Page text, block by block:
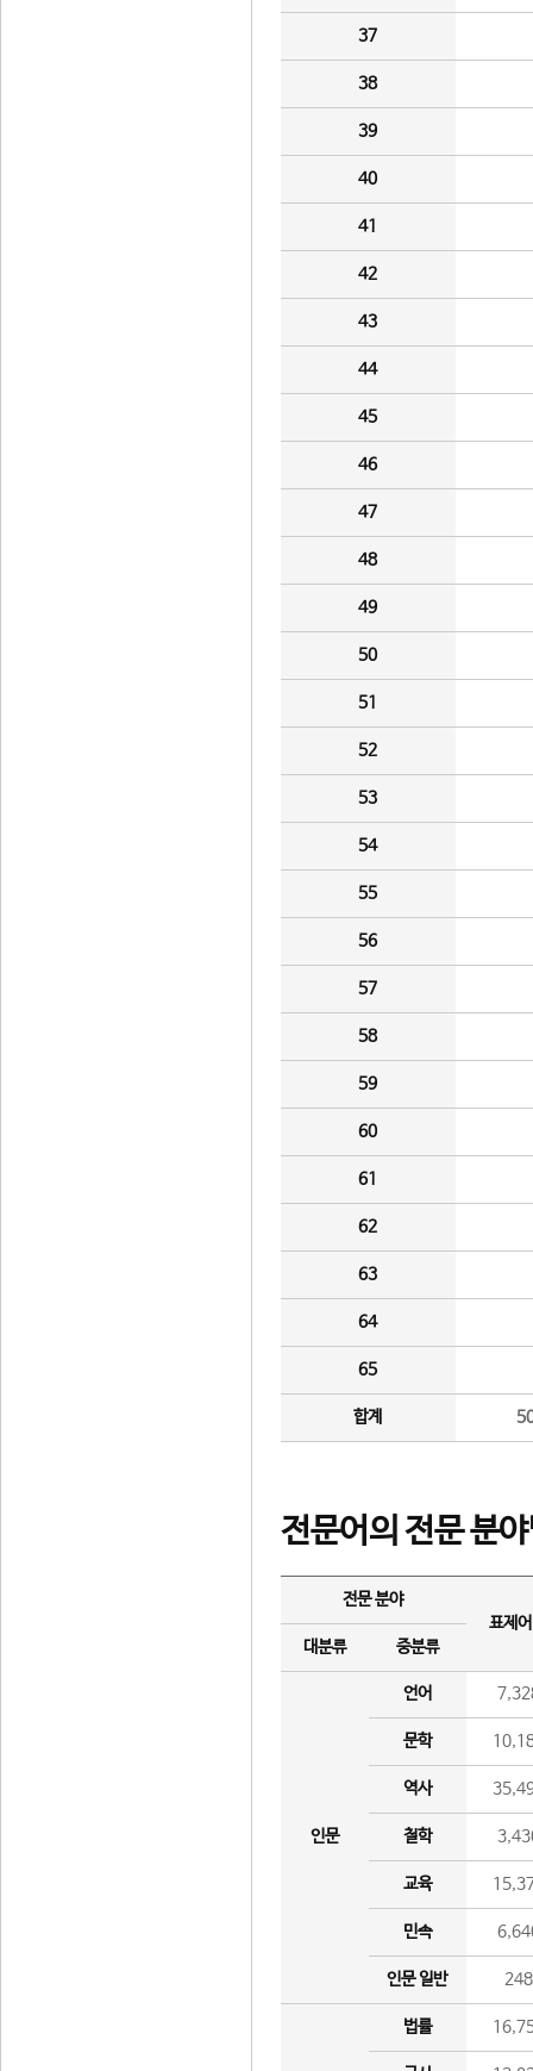
37
38
39
40
41
42
43
44
45
46
47
48
49
50
51
52
53
54
55
56
57
58
59
60
61
62
63
64
65
합계
전문어의 전문 분
전문 분야
표제
대분류
중분류
인문
언어
문학
역사
철학
교육
민속
인문 일반 248
법률